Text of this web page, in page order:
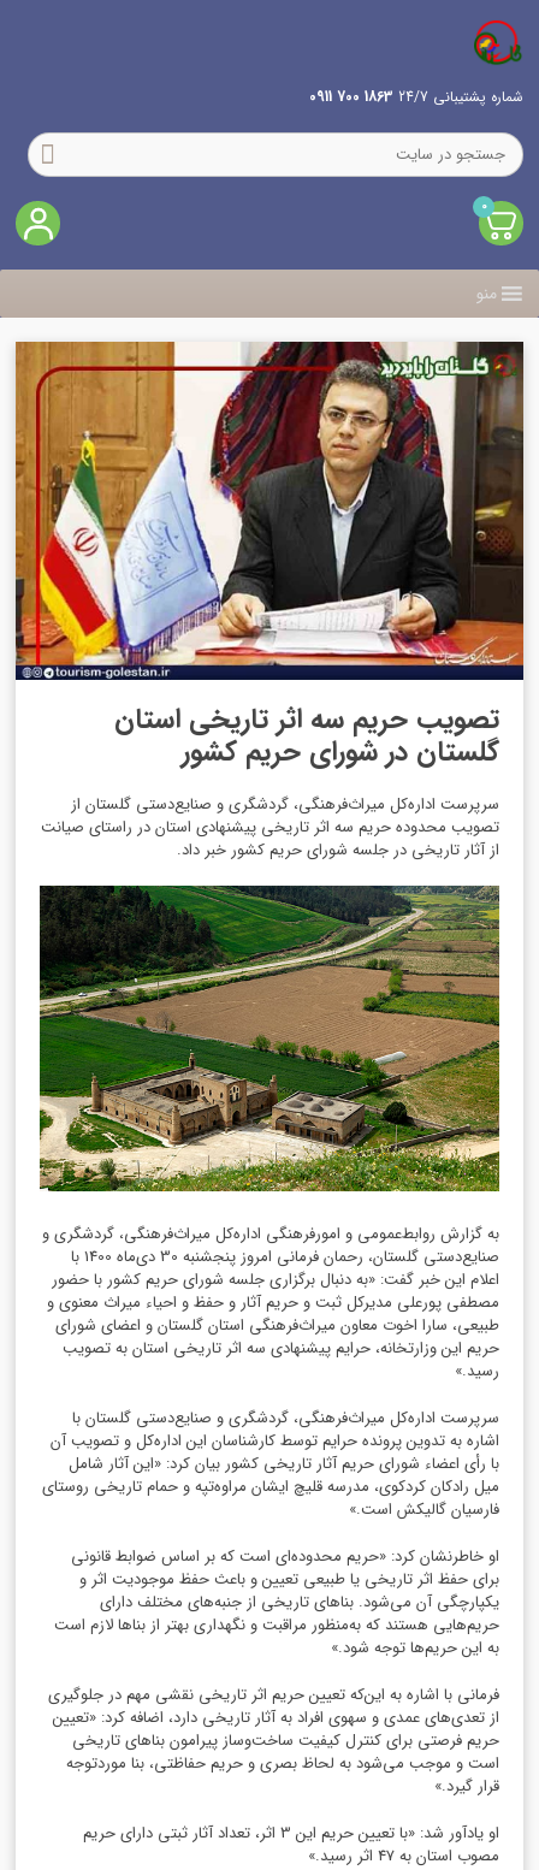
شماره پشتیبانی 24/7 1863 700 0911
0
منو
تصویب حریم سه اثر تاریخی استان
گلستان در شورای حریم کشور
سرپرست اداره‌کل میراث‌فرهنگی، گردشگری و صنایع‌دستی گلستان از
تصویب محدوده حریم سه اثر تاریخی پیشنهادی استان در راستای صیانت
از آثار تاریخی در جلسه شورای حریم کشور خبر داد.
به گزارش روابط‌عمومی و امورفرهنگی اداره‌کل میراث‌فرهنگی، گردشگری و
صنایع‌دستی گلستان، رحمان فرمانی امروز پنجشنبه 30 دی‌ماه 1400 با
اعلام این خبر گفت: «به دنبال برگزاری جلسه شورای حریم کشور با حضور
مصطفی پورعلی مديركل ثبت و حریم آثار و حفظ و احیاء میراث معنوی و
طبیعی، سارا اخوت معاون میراث‌فرهنگی استان گلستان و اعضای شورای
حریم این وزارتخانه، حرایم پیشنهادی سه اثر تاریخی استان به تصویب
رسید.»
سرپرست اداره‌کل میراث‌فرهنگی، گردشگری و صنایع‌دستی گلستان با
اشاره به تدوین پرونده حرایم توسط کارشناسان این اداره‌کل و تصویب آن
با رأی اعضاء شورای حریم آثار تاریخی کشور بیان کرد: «این آثار شامل
میل رادکان کردکوی، مدرسه قلیچ ایشان مراوه‌تپه و حمام تاریخی روستای
فارسیان گالیکش است.»
او خاطرنشان کرد: «حریم محدوده‌ای است که بر اساس ضوابط قانونی
برای حفظ اثر تاریخی یا طبیعی تعیین و باعث حفظ موجودیت اثر و
یکپارچگی آن می‌شود. بناهای تاریخی از جنبه‌های مختلف دارای
حریم‌هایی هستند که به‌منظور مراقبت و نگهداری بهتر از بناها لازم است
به این حریم‌ها توجه شود.»
فرمانی با اشاره به این‌که تعیین حریم اثر تاریخی نقشی مهم در جلوگیری
از تعدی‌های عمدی و سهوی افراد به آثار تاریخی دارد، اضافه کرد: «تعیین
حریم فرصتی برای کنترل کیفیت ساخت‌وساز پیرامون بناهای تاریخی
است و موجب می‌شود به لحاظ بصری و حریم حفاظتی، بنا موردتوجه
قرار گیرد.»
او یادآور شد: «با تعیین حریم این 3 اثر، تعداد آثار ثبتی دارای حریم
مصوب استان به 47 اثر رسید.»